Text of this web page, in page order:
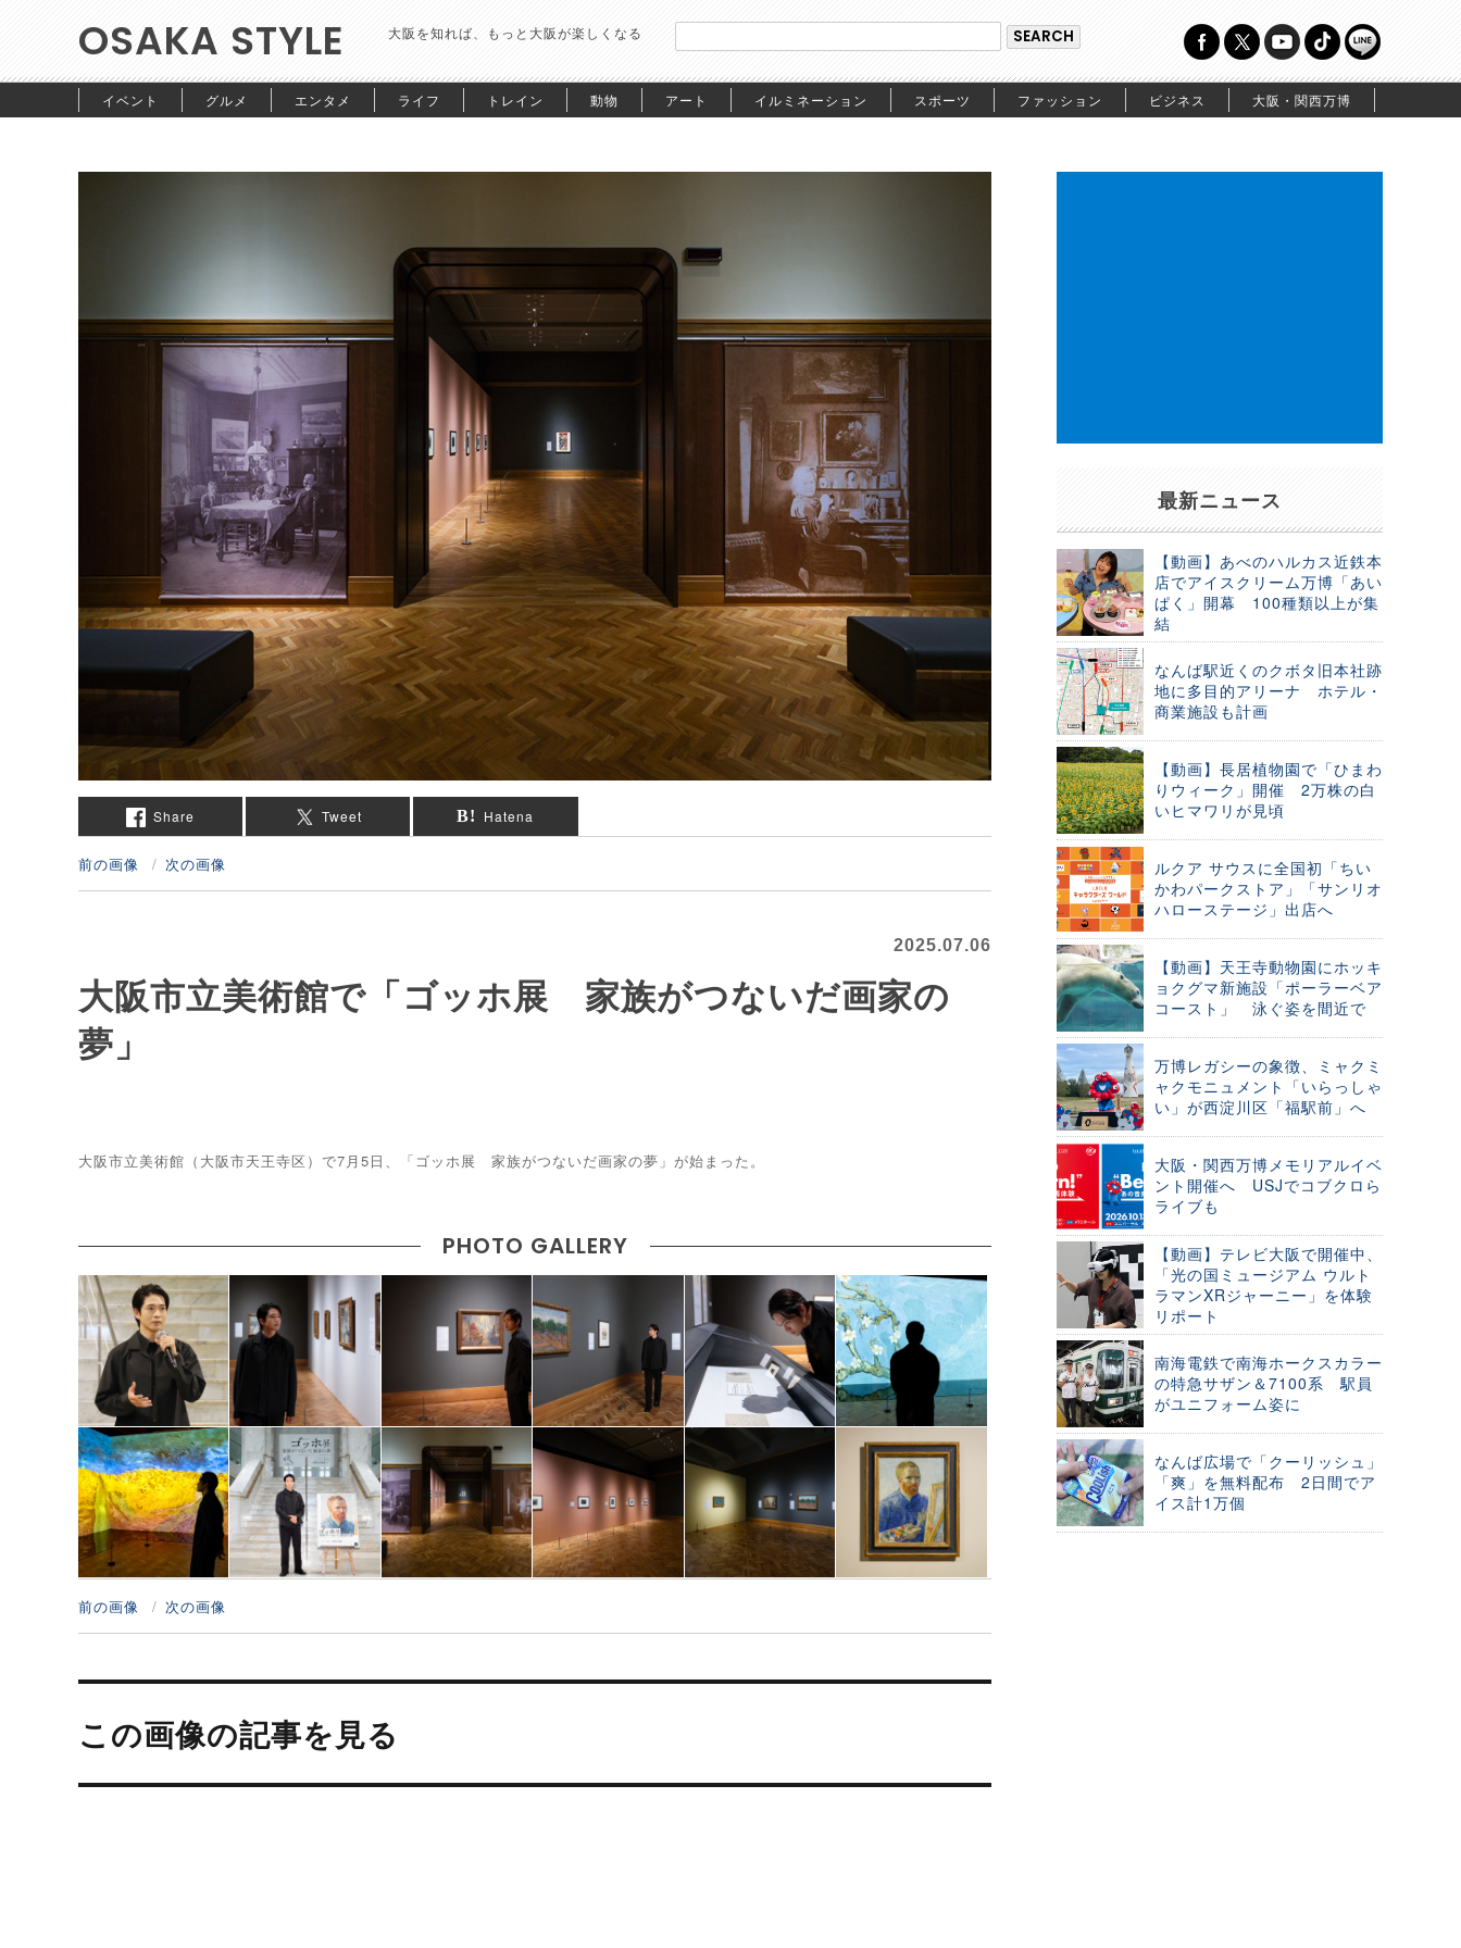
OSAKA STYLE 大阪を知れば、もっと大阪が楽しくなる
イベント グルメ エンタメ ライフ トレイン 動物 アート イルミネーション スポーツ ファッション ビジネス 大阪・関西万博
Share Tweet Hatena
前の画像 次の画像
2025.07.06
大阪市立美術館で「ゴッホ展 家族がつないだ画家の
夢」
大阪市立美術館（大阪市天王寺区）で7月5日、「ゴッホ展 家族がつないだ画家の夢」が始まった。
PHOTO GALLERY
前の画像 次の画像
投
ナ
ビ
ー
この画像の記事を見る
最新ニュース
【動画】あべのハルカス近鉄本
店でアイスクリーム万博「あい
ぱく」開幕 100種類以上が集
結
なんば駅近くのクボタ旧本社跡
地に多目的アリーナ ホテル・
商業施設も計画
【動画】長居植物園で「ひまわ
りウィーク」開催 2万株の白
いヒマワリが見頃
ルクア サウスに全国初「ちい
かわパークストア」「サンリオ
ハローステージ」出店へ
【動画】天王寺動物園にホッキ
ョクグマ新施設「ポーラーベア
コースト」 泳ぐ姿を間近で
万博レガシーの象徴、ミャクミ
ャクモニュメント「いらっしゃ
い」が西淀川区「福駅前」へ
大阪・関西万博メモリアルイベ
ント開催へ USJでコブクロら
ライブも
【動画】テレビ大阪で開催中、
「光の国ミュージアム ウルト
ラマンXRジャーニー」を体験
リポート
南海電鉄で南海ホークスカラー
の特急サザン＆7100系 駅員
がユニフォーム姿に
なんば広場で「クーリッシュ」
「爽」を無料配布 2日間でア
イス計1万個